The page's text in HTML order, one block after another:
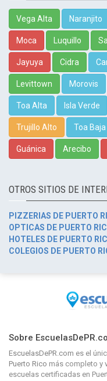
Vega Alta Naranjito
Moca Luquillo
Jayuya Cidra
Levittown Morovis
Toa Alta Isla Verde
Trujillo Alto Toa Baja
Guánica Arecibo
OTROS SITIOS DE
PIZZERIAS DE PUERTO
OPTICAS DE PUERTO
HOTELES DE PUERTO
COLEGIOS DE PUERTO
Sobre
EscuelasDePR.com es el
Puerto Rico más completo y
escuelas certificadas en